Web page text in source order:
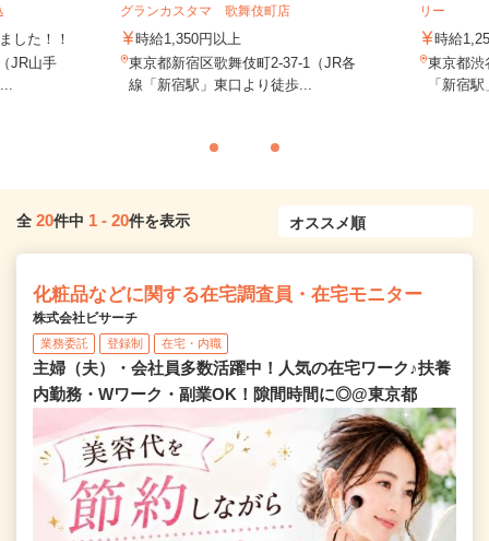
した！！
JR山手
グランカスタマ 歌舞伎町店
時給1,350円以上
東京都新宿区歌舞伎町2-37-1（JR各
線「新宿駅」東口より徒歩...
リー
時給
東京都渋
「新宿
全 20件中 1 - 20件を表示
化粧品などに関する在宅調査員・在宅モニター
株式会社ビサーチ
業務委託 登録制 在宅・内職
主婦（夫）・会社員多数活躍中！人気の在宅ワーク♪扶養
内勤務・Wワーク・副業OK！隙間時間に◎@東京都